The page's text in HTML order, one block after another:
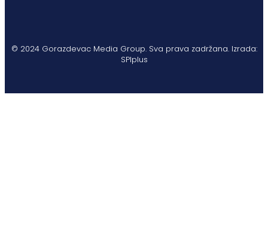
© 2024 Gorazdevac Media Group. Sva prava zadržana. Izrada:
SPIplus